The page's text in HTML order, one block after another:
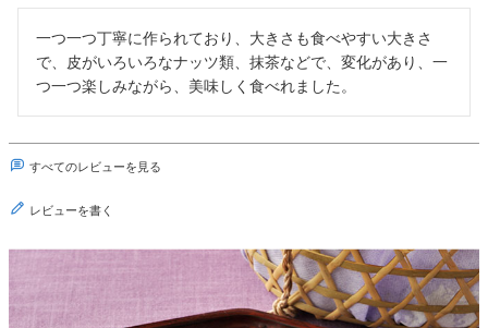
一つ一つ丁寧に作られており、大きさも食べやすい大きさ
で、皮がいろいろなナッツ類、抹茶などで、変化があり、一
つ一つ楽しみながら、美味しく食べれました。
すべてのレビューを見る
レビューを書く